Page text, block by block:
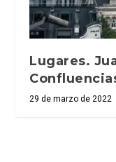
Lugares.
29 de marzo de 2022